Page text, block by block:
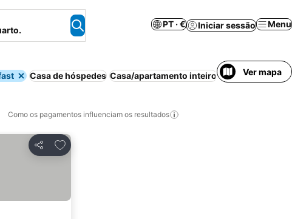
PT · € Iniciar sessão Menu
Casa de hóspedes Casa/apartamento inteiro Casa de campo
Ver mapa
Como os pagamentos influenciam os resultados
Partilhar
Adicionar aos favoritos